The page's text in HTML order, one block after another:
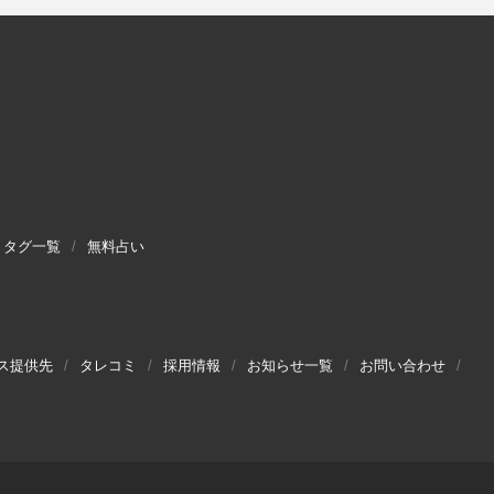
タグ一覧 無料占い
提供先 タレコミ 採用情報 お知らせ一覧
お問い合わせ